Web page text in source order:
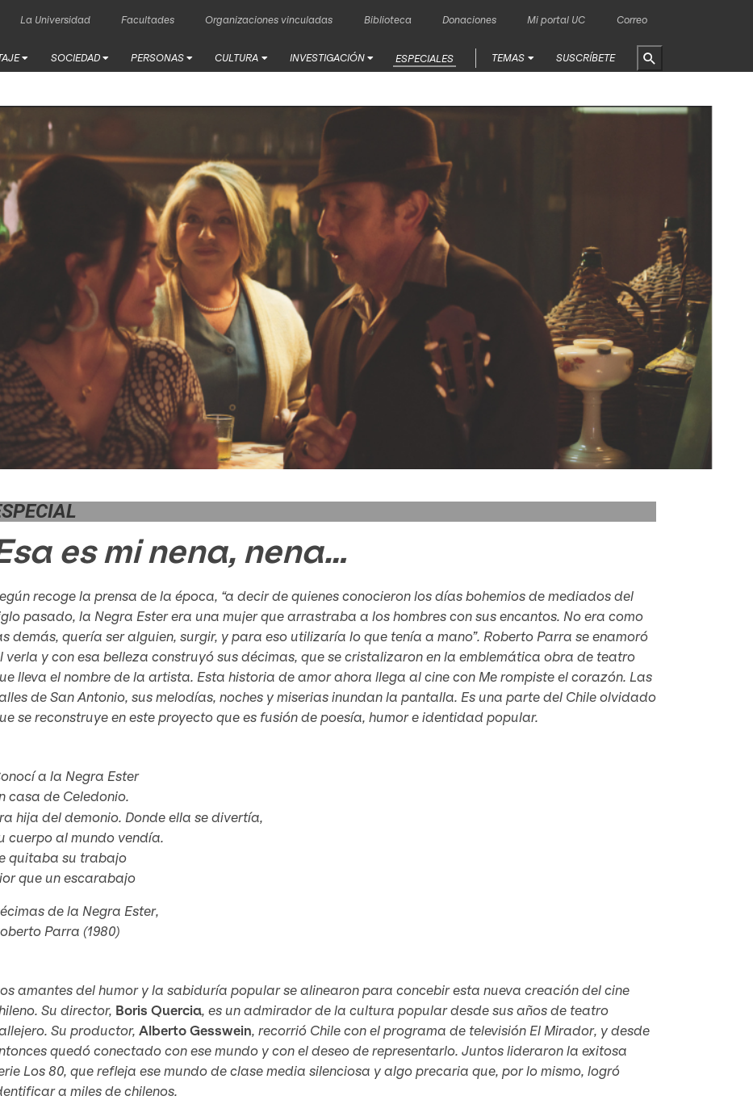
La Universidad Facultades Organizaciones vinculadas Biblioteca Donaciones Mi portal UC Correo
SOCIEDAD PERSONAS CULTURA INVESTIGACIÓN ESPECIALES TEMAS SUSCRÍBETE
es mi nena, nena…
recoge la prensa de la época, “a decir de quienes conocieron los días bohemios de mediados del
pasado, la Negra Ester era una mujer que arrastraba a los hombres con sus encantos. No era como
demás, quería ser alguien, surgir, y para eso utilizaría lo que tenía a mano”. Roberto Parra se enamoró
verla y con esa belleza construyó sus décimas, que se cristalizaron en la emblemática obra de teatro
lleva el nombre de la artista. Esta historia de amor ahora llega al cine con Me rompiste el corazón. Las
de San Antonio, sus melodías, noches y miserias inundan la pantalla. Es una parte del Chile olvidado
se reconstruye en este proyecto que es fusión de poesía, humor e identidad popular.
a la Negra Ester
casa de Celedonio.
hija del demonio. Donde ella se divertía,
cuerpo al mundo vendía.
quitaba su trabajo
que un escarabajo
de la Negra Ester,
Parra (1980)
amantes del humor y la sabiduría popular se alinearon para concebir esta nueva creación del cine
Su director, Boris Quercia, es un admirador de la cultura popular desde sus años de teatro
Su productor, Alberto Gesswein, recorrió Chile con el programa de televisión El Mirador, y desde
quedó conectado con ese mundo y con el deseo de representarlo. Juntos lideraron la exitosa
Los 80, que refleja ese mundo de clase media silenciosa y algo precaria que, por lo mismo, logró
a miles de chilenos.